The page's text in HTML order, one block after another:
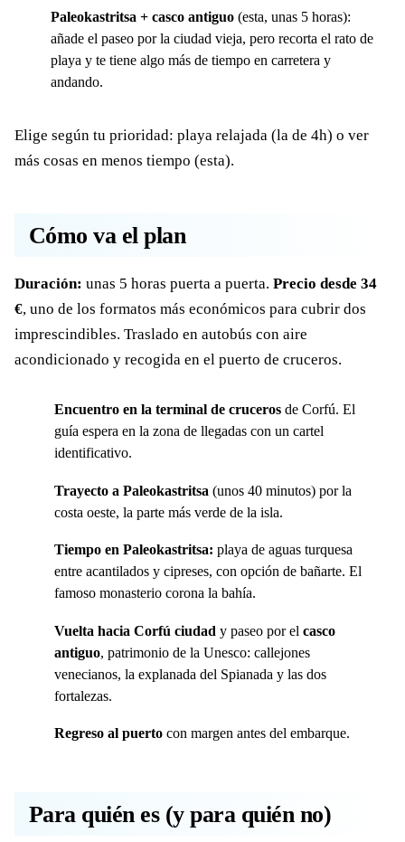
Paleokastritsa + casco antiguo (esta, unas 5 horas):
añade el paseo por la ciudad vieja, pero recorta el rato de
playa y te tiene algo más de tiempo en carretera y
andando.
Elige según tu prioridad: playa relajada (la de 4h) o ver
más cosas en menos tiempo (esta).
Cómo va el plan
Duración: unas 5 horas puerta a puerta. Precio desde 34
€, uno de los formatos más económicos para cubrir dos
imprescindibles. Traslado en autobús con aire
acondicionado y recogida en el puerto de cruceros.
Encuentro en la terminal de cruceros de Corfú. El
guía espera en la zona de llegadas con un cartel
identificativo.
Trayecto a Paleokastritsa (unos 40 minutos) por la
costa oeste, la parte más verde de la isla.
Tiempo en Paleokastritsa: playa de aguas turquesa
entre acantilados y cipreses, con opción de bañarte. El
famoso monasterio corona la bahía.
Vuelta hacia Corfú ciudad y paseo por el casco
antiguo, patrimonio de la Unesco: callejones
venecianos, la explanada del Spianada y las dos
fortalezas.
Regreso al puerto con margen antes del embarque.
Para quién es (y para quién no)